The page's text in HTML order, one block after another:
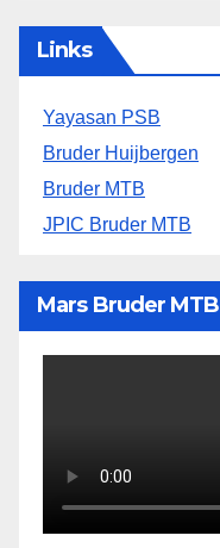
Links
Yayasan PSB
Bruder Huijbergen
Bruder MTB
JPIC Bruder MTB
Mars Bruder MTB